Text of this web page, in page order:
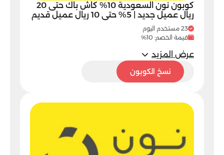
كوبون نون السعودية 10% كاش باك حتى 20
ريال عميل جديد | 5% حتى 10 ريال عميل قديم
23 مستخدم اليوم
قيمة الخصم: 10%
عرض المزيد
VG75نسخ الكوبون